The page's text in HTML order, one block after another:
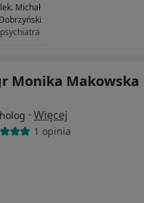
lek. Michał
Dobrzyński
psychiatra
Monika Makowska
· Więcej
1 opinia